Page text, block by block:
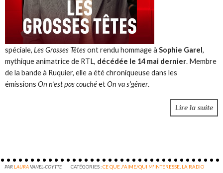
spéciale,Les Grosses Têtesont rendu hommage àSophie Garel,
mythique animatrice de RTL, décédée le 14 mai dernier. Membre
de la bande à Ruquier, elle a été chroniqueuse dans les
émissionsOn n'est pas couchéetOn va s'gêner.
Lire la suite
PARLAURAVANEL-COYTTE CATÉGORIES :CE QUE J'AIME/QUI M'INTERESSE LA RADIO